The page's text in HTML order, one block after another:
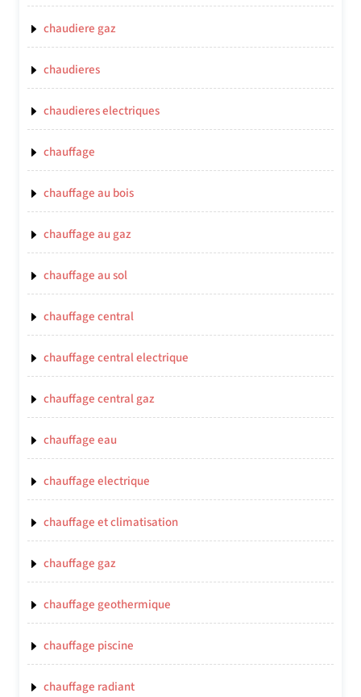
chaudiere gaz
chaudieres
chaudieres electriques
chauffage
chauffage au bois
chauffage au gaz
chauffage au sol
chauffage central
chauffage central electrique
chauffage central gaz
chauffage eau
chauffage electrique
chauffage et climatisation
chauffage gaz
chauffage geothermique
chauffage piscine
chauffage radiant